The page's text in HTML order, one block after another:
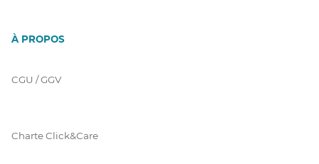
À PROPOS
CGU / GGV
Charte Click&Care